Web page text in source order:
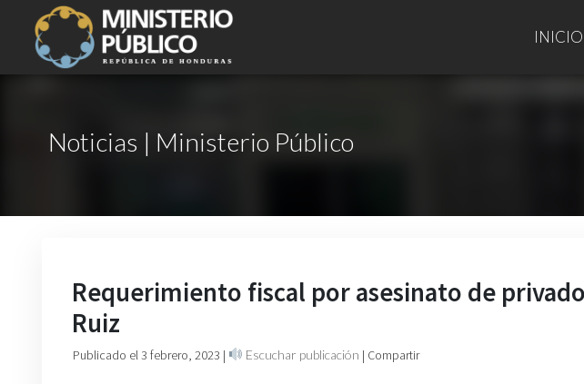
INICIO
Noticias | Ministerio Público
Requerimiento fiscal por asesinato de
Ruiz
Publicado el 3 febrero, 2023 | Escuchar publicación | Compartir